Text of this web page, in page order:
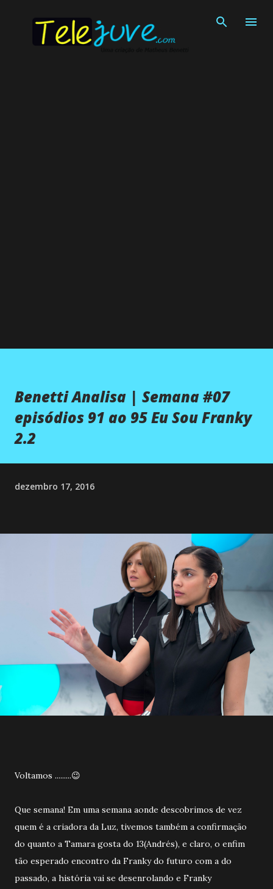
Benetti Analisa | Semana #07
episódios 91 ao 95 Eu Sou Franky
2.2
dezembro 17, 2016
Voltamos .........😉
Que semana! Em uma semana aonde descobrimos de vez
quem é a criadora da Luz, tivemos também a confirmação
do quanto a Tamara gosta do 13(Andrés), e claro, o enfim
tão esperado encontro da Franky do futuro com a do
passado, a história vai se desenrolando e Franky